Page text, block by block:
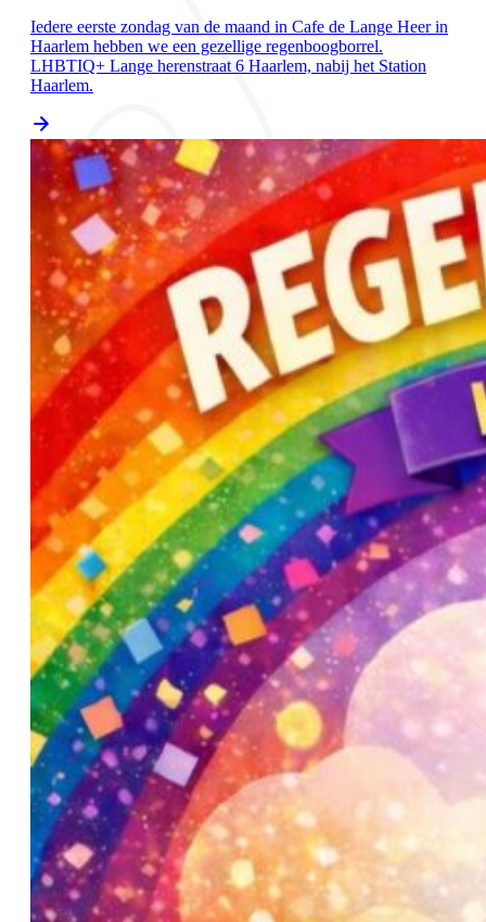
Iedere eerste zondag van de maand in Cafe de Lange Heer in
Haarlem hebben we een gezellige regenboogborrel.
LHBTIQ+ Lange herenstraat 6 Haarlem, nabij het Station
Haarlem.